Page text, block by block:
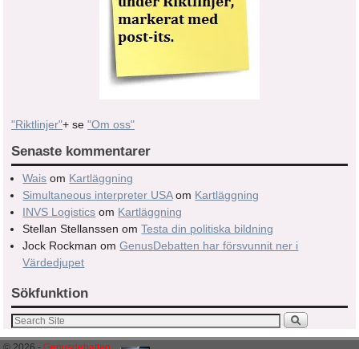
"Riktlinjer"+ se "Om oss"
Senaste kommentarer
Wais om Kartläggning
Simultaneous interpreter USAom Kartläggning
INVS Logistics om Kartläggning
Stellan Stellanssen omTesta din politiska bildning
Jock Rockman omGenusDebatten har försvunnit ner i
Värdedjupet
Sökfunktion